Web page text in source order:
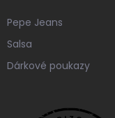
Pepe Jeans
Salsa
Dárkové poukazy